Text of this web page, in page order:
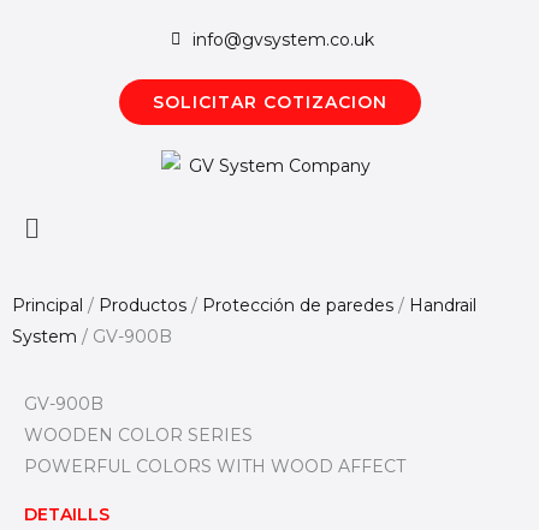
info@gvsystem.co.uk
SOLICITAR COTIZACION
Menú
Principal / Productos / Protección de paredes / Handrail
System / GV-900B
GV-900B
WOODEN COLOR SERIES
POWERFUL COLORS WITH WOOD AFFECT
DETAILLS